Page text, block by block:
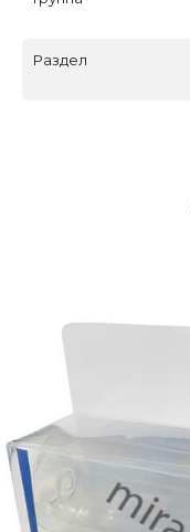
Раздел